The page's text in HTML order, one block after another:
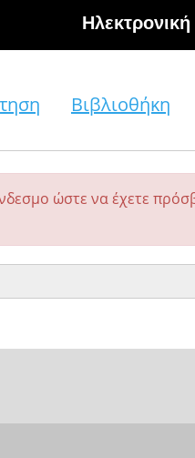
Βιβλιοθήκη
ώστε να έχετε